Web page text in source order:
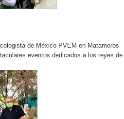
de México PVEM en Matamoros
eventos dedicados a los reyes de